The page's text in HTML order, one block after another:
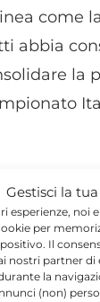
Gestisci la
esperienze, noi
per
Il
nostri partner
la
(non)
come
abbia
la
sposta ora
del
una
federale.